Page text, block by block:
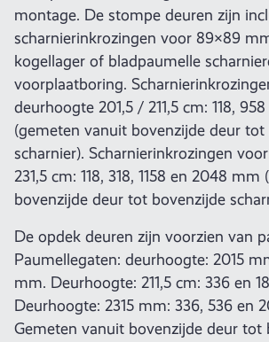
montage. De stompe deuren zijn
scharnierinkrozingen voor 89×89
kogellager of bladpaumelle
voorplaatboring.
deurhoogte 201,5 / 211,5 cm: 118,
(gemeten vanuit bovenzijde deur tot
scharnier). Scharnierinkrozingen
231,5 cm: 118, 318, 1158 en 2048
bovenzijde deur tot bovenzijde
De opdek deuren zijn voorzien van
Paumellegaten: deurhoogte: 2015
mm. Deurhoogte: 211,5 cm: 336 en
Deurhoogte: 2315 mm: 336, 536 en
Gemeten vanuit bovenzijde deur tot